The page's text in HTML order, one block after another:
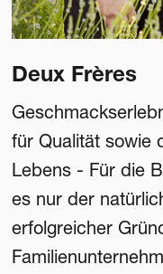
Deux Frères
für Qualität sowie
Lebens - Für die
es nur der
erfolgreicher